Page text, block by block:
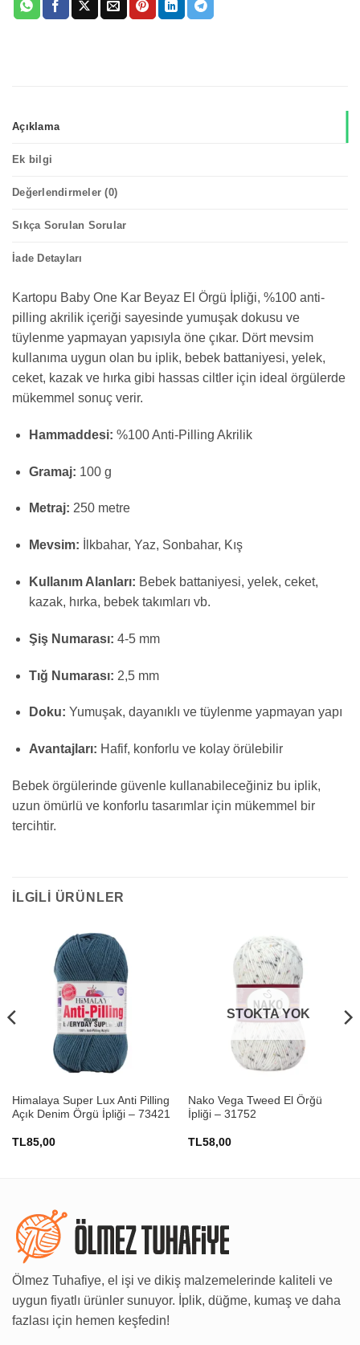
Açıklama
Ek bilgi
Değerlendirmeler (0)
Sıkça Sorulan Sorular
İade Detayları
Kartopu Baby One Kar Beyaz El Örgü İpliği, %100 anti-
pilling akrilik içeriği sayesinde yumuşak dokusu ve
tüylenme yapmayan yapısıyla öne çıkar. Dört mevsim
kullanıma uygun olan bu iplik, bebek battaniyesi, yelek,
ceket, kazak ve hırka gibi hassas ciltler için ideal örgülerde
mükemmel sonuç verir.
Hammaddesi: %100 Anti-Pilling Akrilik
Gramaj: 100 g
Metraj: 250 metre
Mevsim: İlkbahar, Yaz, Sonbahar, Kış
Kullanım Alanları: Bebek battaniyesi, yelek, ceket,
kazak, hırka, bebek takımları vb.
Şiş Numarası: 4-5 mm
Tığ Numarası: 2,5 mm
Doku: Yumuşak, dayanıklı ve tüylenme yapmayan yapı
Avantajları: Hafif, konforlu ve kolay örülebilir
Bebek örgülerinde güvenle kullanabileceğiniz bu iplik,
uzun ömürlü ve konforlu tasarımlar için mükemmel bir
tercihtir.
İLGILI ÜRÜNLER
Himalaya Super Lux Anti Pilling
Açık Denim Örgü İpliği – 73421
TL85,00
STOKTA YOK
Nako Vega Tweed El Örğü
İpliği – 31752
TL58,00
Ölmez Tuhafiye, el işi ve dikiş malzemelerinde kaliteli ve
uygun fiyatlı ürünler sunuyor. İplik, düğme, kumaş ve daha
fazlası için hemen keşfedin!